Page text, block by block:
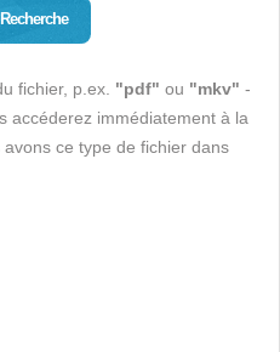
Recherche
fichier, p.ex. "pdf" ou "mkv" -
accéderez immédiatement à la
ce type de fichier dans